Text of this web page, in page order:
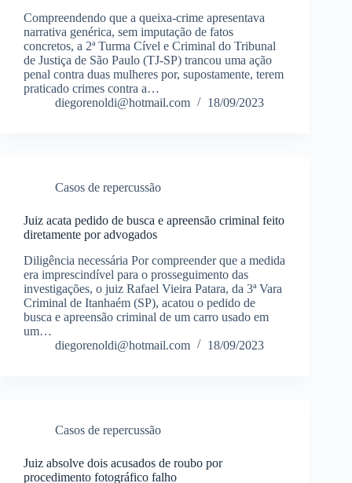
Compreendendo que a queixa-crime apresentava
narrativa genérica, sem imputação de fatos
concretos, a 2ª Turma Cível e Criminal do Tribunal
de Justiça de São Paulo (TJ-SP) trancou uma ação
penal contra duas mulheres por, supostamente, terem
praticado crimes contra a…
diegorenoldi@hotmail.com
18/09/2023
Casos de repercussão
Juiz acata pedido de busca e apreensão criminal feito
diretamente por advogados
Diligência necessária Por compreender que a medida
era imprescindível para o prosseguimento das
investigações, o juiz Rafael Vieira Patara, da 3ª Vara
Criminal de Itanhaém (SP), acatou o pedido de
busca e apreensão criminal de um carro usado em
um…
diegorenoldi@hotmail.com
18/09/2023
Casos de repercussão
Juiz absolve dois acusados de roubo por
procedimento fotográfico falho